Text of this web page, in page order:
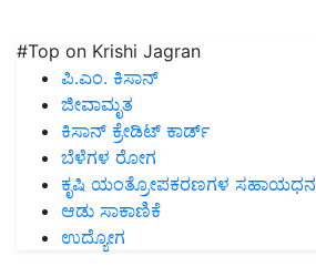
#Top on Krishi Jagran
ಪಿ.ಎಂ. ಕಿಸಾನ್
ಜೀವಾಮೃತ
ಕಿಸಾನ್ ಕ್ರೇಡಿಟ್ ಕಾರ್ಡ್
ಬೆಳೆಗಳ ರೋಗ
ಕೃಷಿ ಯಂತ್ರೋಪಕರಣಗಳ ಸಹಾಯಧನ
ಆಡು ಸಾಕಾಣಿಕೆ
ಉದ್ಯೋಗ